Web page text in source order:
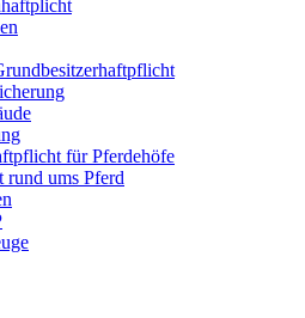
für Pferdehöfe
ums Pferd